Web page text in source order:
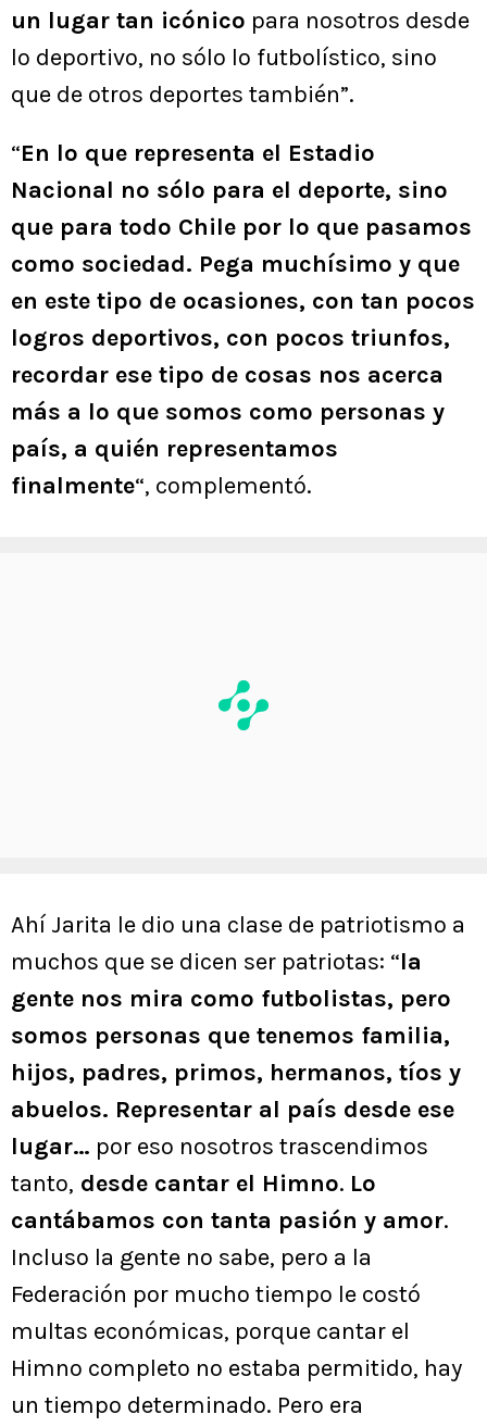
un lugar tan icónico para nosotros desde
lo deportivo, no sólo lo futbolístico, sino
que de otros deportes también”.
“En lo que representa el Estadio
Nacional no sólo para el deporte, sino
que para todo Chile por lo que pasamos
como sociedad. Pega muchísimo y que
en este tipo de ocasiones, con tan pocos
logros deportivos, con pocos triunfos,
recordar ese tipo de cosas nos acerca
más a lo que somos como personas y
país, a quién representamos
finalmente“, complementó.
Ahí Jarita le dio una clase de patriotismo a
muchos que se dicen ser patriotas: “la
gente nos mira como futbolistas, pero
somos personas que tenemos familia,
hijos, padres, primos, hermanos, tíos y
abuelos. Representar al país desde ese
lugar… por eso nosotros trascendimos
tanto, desde cantar el Himno. Lo
cantábamos con tanta pasión y amor.
Incluso la gente no sabe, pero a la
Federación por mucho tiempo le costó
multas económicas, porque cantar el
Himno completo no estaba permitido, hay
un tiempo determinado. Pero era